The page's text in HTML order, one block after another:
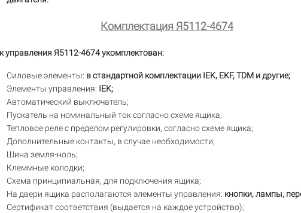
Комплектация Я5112-4674
управления Я5112-4674 укомплектован:
Силовые элементы: в стандартной комплектации IEK, EKF, TDM и другие;
Элементы управления: IEK;
Автоматический выключатель;
Пускатель на номинальный ток согласно схеме ящика;
Тепловое реле с пределом регулировки, согласно схеме ящика;
Дополнительные контакты, в случае необходимости;
Шина земля-ноль;
Клеммные колодки;
Схема принципиальная, для подключения ящика;
На двери ящика располагаются элементы управления: кнопки, лампы,
Сертификат соответствия (выдается на каждое устройство);